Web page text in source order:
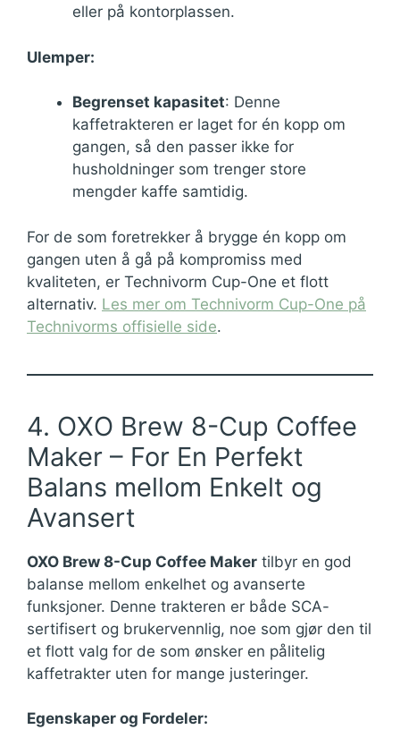
eller på kontorplassen.
Ulemper:
Begrenset kapasitet: Denne
kaffetrakteren er laget for én kopp om
gangen, så den passer ikke for
husholdninger som trenger store
mengder kaffe samtidig.
For de som foretrekker å brygge én kopp om
gangen uten å gå på kompromiss med
kvaliteten, er Technivorm Cup-One et flott
alternativ. Les mer om Technivorm Cup-One på
Technivorms offisielle side.
4. OXO Brew 8-Cup Coffee
Maker – For En Perfekt
Balans mellom Enkelt og
Avansert
OXO Brew 8-Cup Coffee Maker tilbyr en god
balanse mellom enkelhet og avanserte
funksjoner. Denne trakteren er både SCA-
sertifisert og brukervennlig, noe som gjør den til
et flott valg for de som ønsker en pålitelig
kaffetrakter uten for mange justeringer.
Egenskaper og Fordeler: